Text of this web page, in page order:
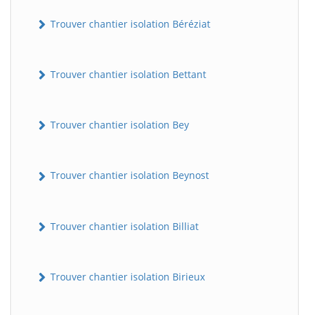
Trouver chantier isolation Béréziat
Trouver chantier isolation Bettant
Trouver chantier isolation Bey
Trouver chantier isolation Beynost
Trouver chantier isolation Billiat
Trouver chantier isolation Birieux